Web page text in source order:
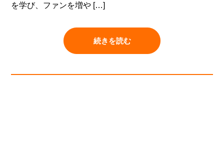
を学び、ファンを増や […]
続きを読む